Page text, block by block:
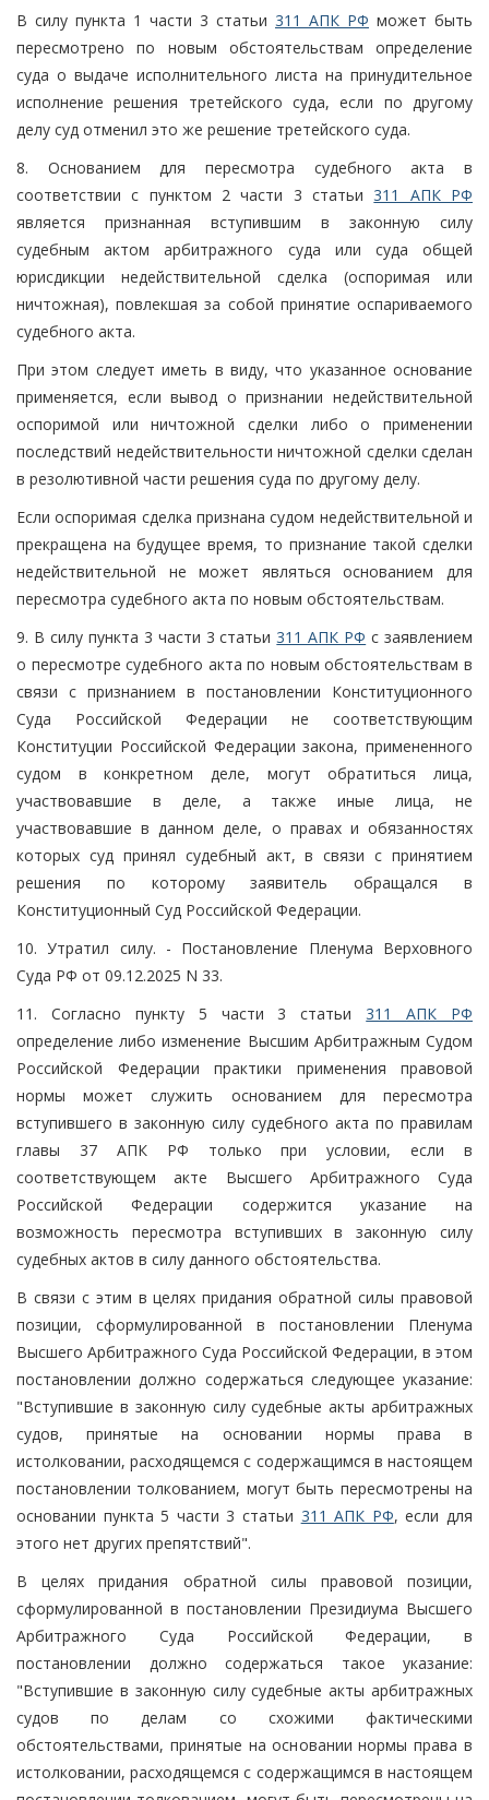
В силу пункта 1 части 3 статьи 311 АПК РФ может быть
пересмотрено по новым обстоятельствам определение
суда о выдаче исполнительного листа на принудительное
исполнение решения третейского суда, если по другому
делу суд отменил это же решение третейского суда.
8. Основанием для пересмотра судебного акта в
соответствии с пунктом 2 части 3 статьи311 АПК РФ
является признанная вступившим в законную силу
судебным актом арбитражного суда или суда общей
юрисдикции недействительной сделка (оспоримая или
ничтожная), повлекшая за собой принятие оспариваемого
судебного акта.
При этом следует иметь в виду, что указанное основание
применяется, если вывод о признании недействительной
оспоримой или ничтожной сделки либо о применении
последствий недействительности ничтожной сделки сделан
в резолютивной части решения суда по другому делу.
Если оспоримая сделка признана судом недействительной и
прекращена на будущее время, то признание такой сделки
недействительной не может являться основанием для
пересмотра судебного акта по новым обстоятельствам.
9. В силу пункта 3 части 3 статьи311 АПК РФ с заявлением
о пересмотре судебного акта по новым обстоятельствам в
связи с признанием в постановлении Конституционного
Суда Российской Федерации не соответствующим
Конституции Российской Федерации закона, примененного
судом в конкретном деле, могут обратиться лица,
участвовавшие в деле, а также иные лица, не
участвовавшие в данном деле, о правах и обязанностях
которых суд принял судебный акт, в связи с принятием
решения по которому заявитель обращался в
Конституционный Суд Российской Федерации.
10. Утратил силу. - Постановление Пленума Верховного
Суда РФ от 09.12.2025 N 33.
11. Согласно пункту 5 части 3 статьи311 АПК РФ
определение либо изменение Высшим Арбитражным Судом
Российской Федерации практики применения правовой
нормы может служить основанием для пересмотра
вступившего в законную силу судебного акта по правилам
главы 37 АПК РФ только при условии, если в
соответствующем акте Высшего Арбитражного Суда
Российской Федерации содержится указание на
возможность пересмотра вступивших в законную силу
судебных актов в силу данного обстоятельства.
В связи с этим в целях придания обратной силы правовой
позиции, сформулированной в постановлении Пленума
Высшего Арбитражного Суда Российской Федерации, в этом
постановлении должно содержаться следующее указание:
"Вступившие в законную силу судебные акты арбитражных
судов, принятые на основании нормы права в
истолковании, расходящемся с содержащимся в настоящем
постановлении толкованием, могут быть пересмотрены на
основании пункта 5 части 3 статьи 311 АПК РФ, если для
этого нет других препятствий".
В целях придания обратной силы правовой позиции,
сформулированной в постановлении Президиума Высшего
Арбитражного Суда Российской Федерации, в
постановлении должно содержаться такое указание:
"Вступившие в законную силу судебные акты арбитражных
судов по делам со схожими фактическими
обстоятельствами, принятые на основании нормы права в
истолковании, расходящемся с содержащимся в настоящем